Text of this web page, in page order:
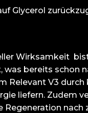
Glycerol
Wirksamkeit
bereits schon
Relevant V3
liefern. Zudem
nach